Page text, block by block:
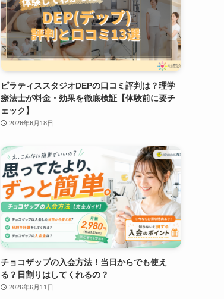
ピラティススタジオDEPの口コミ評判は？理学
療法士が料金・効果を徹底検証【体験前に要チ
ェック】
2026年6月18日
チョコザップの入会方法！当日からでも使え
る？日割りはしてくれるの？
2026年6月11日